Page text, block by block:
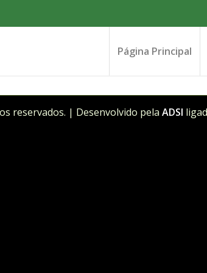
Página Principal
reservados. | Desenvolvido pela ADSI